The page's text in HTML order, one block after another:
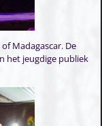
Madagascar. De
het jeugdige publiek